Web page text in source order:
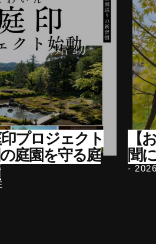
印プロジェクト
庭園を守る庭
【
聞
-